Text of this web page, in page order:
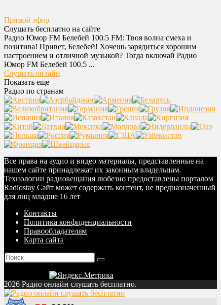
Прямой эфир
Слушать бесплатно на сайте
Радио Юмор FM Белебей 100.5 FM: Твоя волна смеха и
позитива! Привет, Белебей! Хочешь зарядиться хорошим
настроением и отличной музыкой? Тогда включай Радио
Юмор FM Белебей 100.5 ...
Слушать онлайн
Показать еще
Радио по странам
Все права на аудио и видео материалы, представленные на
нашем сайте принадлежат их законным владельцам.
Технологии радиовещания любезно предоставлены порталом
Radiostay Сайт может содержать контент, не предназначенный
для лиц младше 16 лет
Контакты
Политика конфиденциальности
Правообладателям
Карта сайта
2026 Радио онлайн слушать бесплатно.